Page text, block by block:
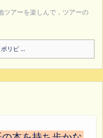
ツアーを楽しんで，ツアーの
ボリビ ...